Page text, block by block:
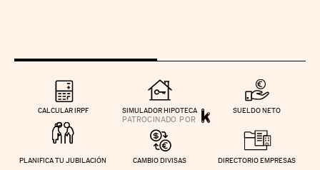
CALCULAR IRPF SIMULADOR HIPOTECA SUELDO NETO
PLANIFICA TU JUBILACIÓN CAMBIO DIVISAS DIRECTORIO EMPRESAS